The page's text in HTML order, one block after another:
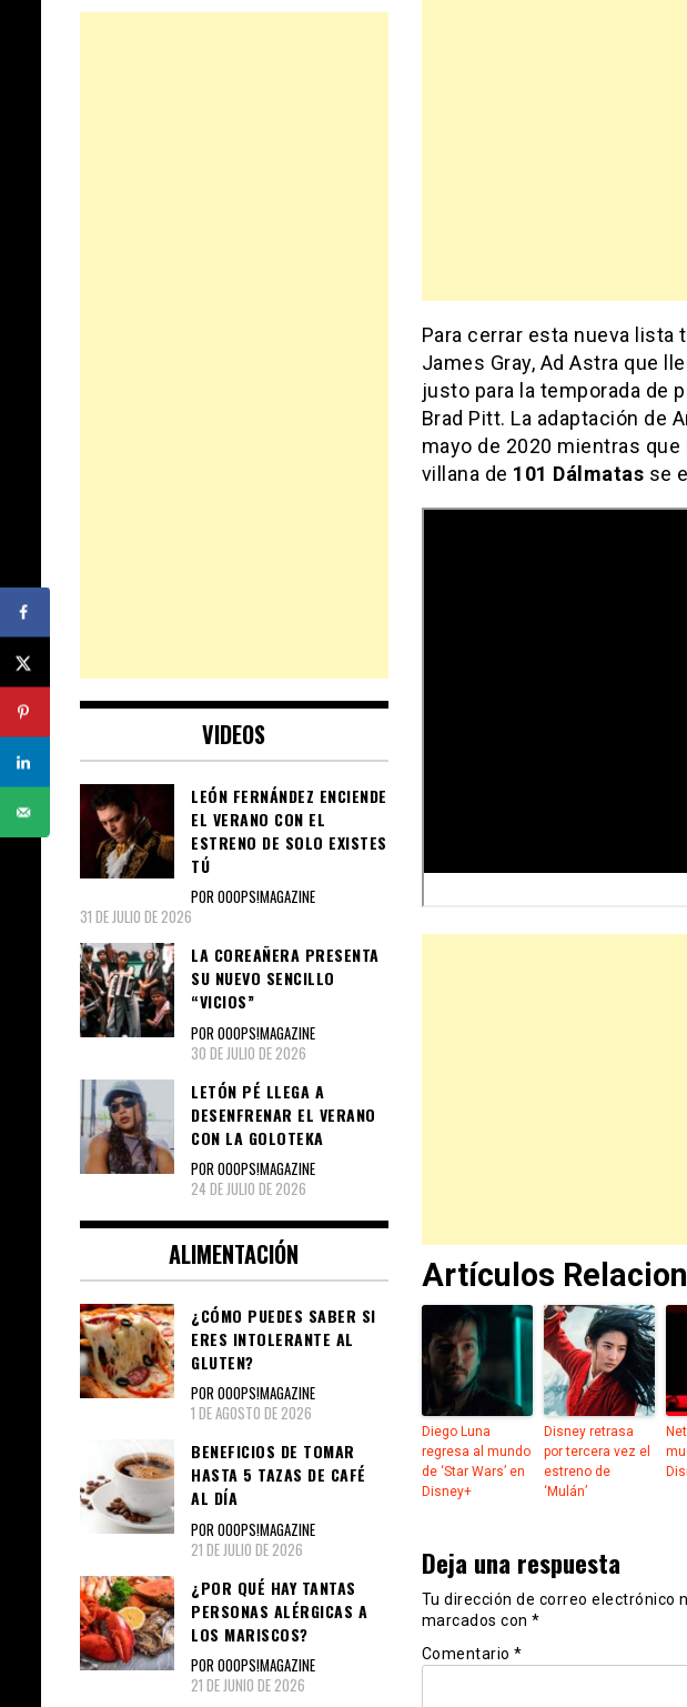
Para cerrar esta nueva
James Gray, Ad Astra que
justo para la temporada de
Brad Pitt. La adaptación de
mayo de 2020 mientras
villana de 101 Dálmatas se
Artículos
Diego Luna
regresa al mundo
de ‘Star Wars’ en
Disney+
Disney retrasa
por tercera vez el
estreno de
‘Mulán’
Deja una respuesta
Tu dirección de correo electrónico
marcados con *
Comentario *
VIDEOS
LEÓN FERNÁNDEZ ENCIENDE
EL VERANO CON EL
ESTRENO DE SOLO EXISTES
TÚ
POR OOOPS!MAGAZINE
31 DE JULIO DE 2026
LA COREAÑERA PRESENTA
SU NUEVO SENCILLO
“VICIOS”
POR OOOPS!MAGAZINE
30 DE JULIO DE 2026
LETÓN PÉ LLEGA A
DESENFRENAR EL VERANO
CON LA GOLOTEKA
POR OOOPS!MAGAZINE
24 DE JULIO DE 2026
ALIMENTACIÓN
¿CÓMO PUEDES SABER SI
ERES INTOLERANTE AL
GLUTEN?
POR OOOPS!MAGAZINE
1 DE AGOSTO DE 2026
BENEFICIOS DE TOMAR
HASTA 5 TAZAS DE CAFÉ
AL DÍA
POR OOOPS!MAGAZINE
21 DE JULIO DE 2026
¿POR QUÉ HAY TANTAS
PERSONAS ALÉRGICAS A
LOS MARISCOS?
POR OOOPS!MAGAZINE
21 DE JUNIO DE 2026